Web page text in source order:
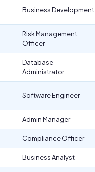
Business Development
Risk Management
Officer
Database
Administrator
Software Engineer
Admin Manager
Compliance Officer
Business Analyst